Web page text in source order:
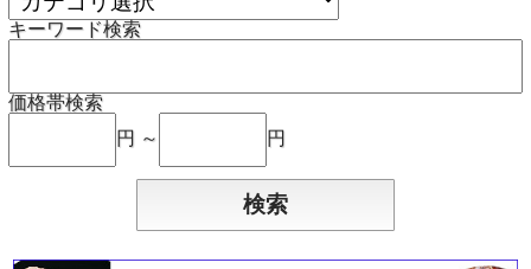
キーワード検索
価格帯検索
円 ～
円